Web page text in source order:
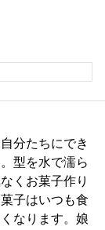
分たちにでき
型を水で濡ら
くお菓子作り
子はいつも食
なります。娘